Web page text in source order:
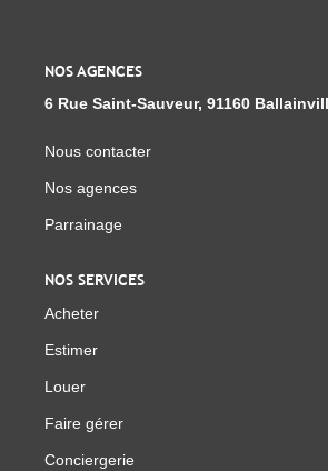
NOS AGENCES
6 Rue Saint-Sauveur, 91160
Nous contacter
Nos agences
Parrainage
NOS SERVICES
Acheter
Estimer
Louer
Faire gérer
Conciergerie